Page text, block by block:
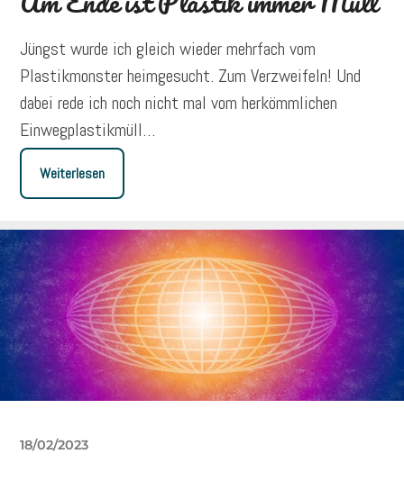
Jüngst wurde ich gleich wieder mehrfach vom
Plastikmonster heimgesucht. Zum Verzweifeln! Und
dabei rede ich noch nicht mal vom herkömmlichen
Einwegplastikmüll…
Weiterlesen
18/02/2023